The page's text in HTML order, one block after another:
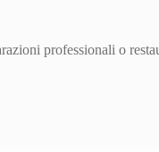
professionali o